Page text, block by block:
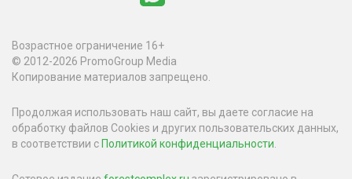
Возрастное ограничение 16+
© 2012-2026 PromoGroup Media
Копирование материалов запрещено.
Продолжая использовать наш сайт, вы даете согласие на
обработку файлов Cookies и других пользовательских данных,
в соответствии сПолитикой конфиденциальности